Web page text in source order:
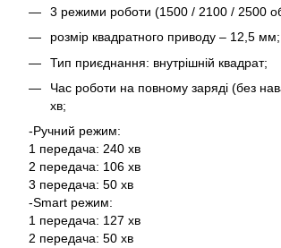
3 режими роботи (1500 / 2100 / 2500
розмір квадратного приводу – 12,5 мм;
Тип приєднання: внутрішній квадрат;
Час роботи на повному заряді (без
хв;
-Ручний режим:
1 передача: 240 хв
2 передача: 106 хв
3 передача: 50 хв
-Smart режим:
1 передача: 127 хв
2 передача: 50 хв